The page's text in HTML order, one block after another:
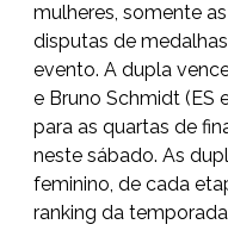
mulheres, somente
disputas de
evento. A dupla
e Bruno Schmidt (ES
para as quartas de
neste sábado. As
feminino, de cada
ranking da